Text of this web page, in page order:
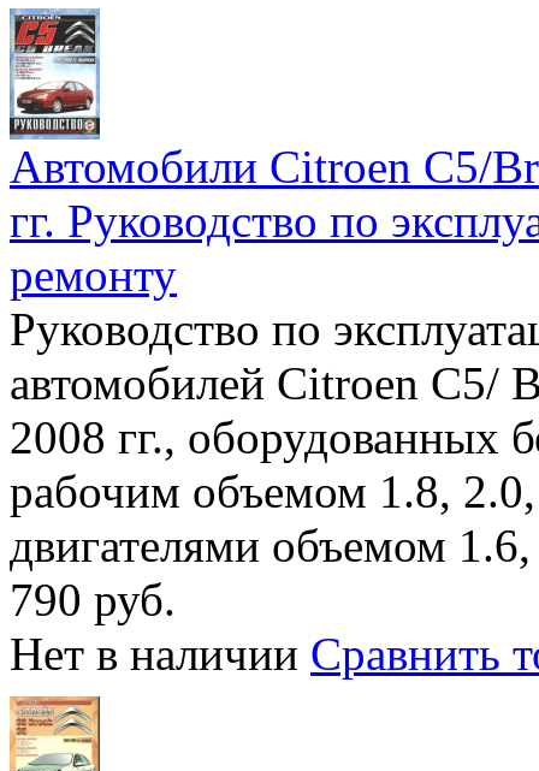
Автомобили Citroen C5/
гг. Руководство по
ремонту
Руководство по
автомобилей Citroen C5/
2008 гг., оборудованных
рабочим объемом 1.8,
двигателями объемом
790 руб.
Нет в наличии Сравнить